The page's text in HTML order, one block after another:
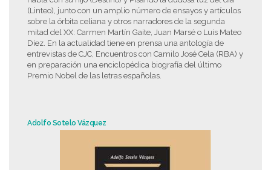
(Linteo), junto con un amplio número de ensayos y artículos
sobre la órbita celiana y otros narradores de la segunda
mitad del XX: Carmen Martín Gaite, Juan Marsé o Luis Mateo
Díez. En la actualidad tiene en prensa una antología de
entrevistas de CJC, Encuentros con Camilo José Cela (RBA) y
en preparación una enciclopédica biografía del último
Premio Nobel de las letras españolas.
Adolfo Sotelo Vázquez